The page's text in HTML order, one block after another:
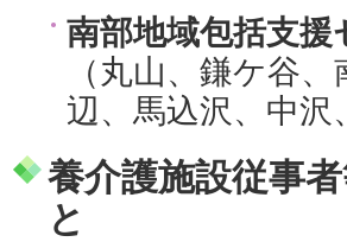
南部地域包括支
（丸山、鎌ケ谷
辺、馬込沢、中沢
養介護施設従事
と